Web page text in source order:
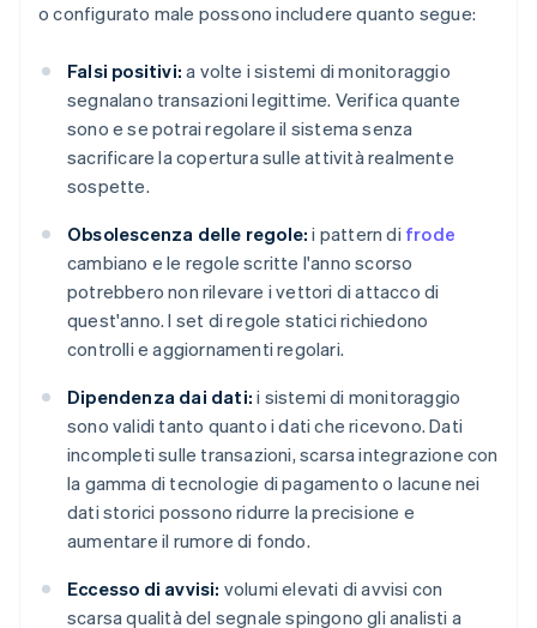
o configurato male possono includere quanto segue:
Falsi positivi: a volte i sistemi di monitoraggio
segnalano transazioni legittime. Verifica quante
sono e se potrai regolare il sistema senza
sacrificare la copertura sulle attività realmente
sospette.
Obsolescenza delle regole: i pattern di frode
cambiano e le regole scritte l'anno scorso
potrebbero non rilevare i vettori di attacco di
quest'anno. I set di regole statici richiedono
controlli e aggiornamenti regolari.
Dipendenza dai dati: i sistemi di monitoraggio
sono validi tanto quanto i dati che ricevono. Dati
incompleti sulle transazioni, scarsa integrazione con
la gamma di tecnologie di pagamento o lacune nei
dati storici possono ridurre la precisione e
aumentare il rumore di fondo.
Eccesso di avvisi: volumi elevati di avvisi con
scarsa qualità del segnale spingono gli analisti a